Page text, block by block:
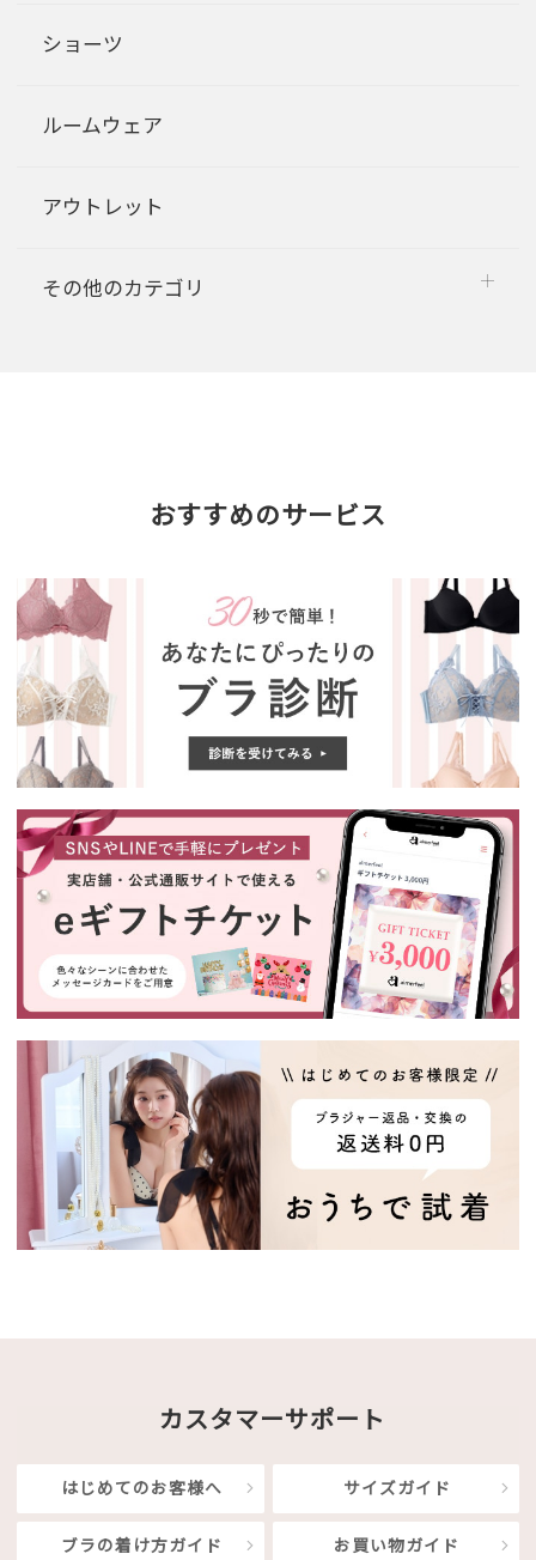
ショーツ
ルームウェア
アウトレット
その他のカテゴリ
おすすめのサービス
カスタマーサポート
はじめてのお客様へ サイズガイド
ブラの着け方ガイド お買い物ガイド